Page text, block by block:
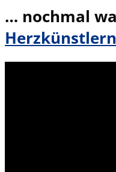
… nochmal
Herzkünstlern